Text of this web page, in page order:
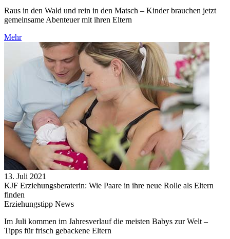
Raus in den Wald und rein in den Matsch – Kinder brauchen jetzt
gemeinsame Abenteuer mit ihren Eltern
Mehr
13. Juli 2021
KJF Erziehungsberaterin: Wie Paare in ihre neue Rolle als Eltern
finden
Erziehungstipp News
Im Juli kommen im Jahresverlauf die meisten Babys zur Welt –
Tipps für frisch gebackene Eltern